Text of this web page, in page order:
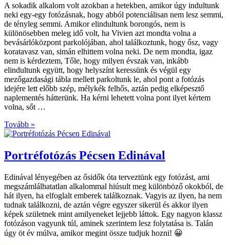
A sokadik alkalom volt azokban a hetekben, amikor úgy indultunk
neki egy-egy fotózásnak, hogy abból potenciálisan nem lesz semmi,
de tényleg semmi. Amikor elindultunk borongós, nem is
különösebben meleg idő volt, ha Vivien azt mondta volna a
bevásárlóközpont parkolójában, ahol találkoztunk, hogy ősz, vagy
koratavasz van, simán elhittem volna neki. De nem mondta, igaz
nem is kérdeztem, Tőle, hogy milyen évszak van, inkább
elindultunk együtt, hogy helyszínt keressünk és végül egy
mezőgazdasági tábla mellett parkoltunk le, ahol pont a fotózás
idejére lett előbb szép, mélykék felhős, aztán pedig elképesztő
naplementés hátterünk. Ha kérni lehetett volna pont ilyet kértem
volna, sőt …
Tovább »
Portréfotózás Pécsen Edinával
Edinával lényegében az ősidők óta terveztünk egy fotózást, ami
megszámlálhatatlan alkalommal hiúsult meg különböző okokból, de
hát ilyen, ha elfoglalt emberek találkoznak. Vagyis az ilyen, ha nem
tudnak találkozni, de aztán végre egyszer sikerül és akkor ilyen
képek születnek mint amilyeneket lejjebb láttok. Egy nagyon klassz
fotózáson vagyunk túl, aminek szerintem lesz folytatása is. Talán
úgy öt év múlva, amikor megint össze tudjuk hozni! 😀